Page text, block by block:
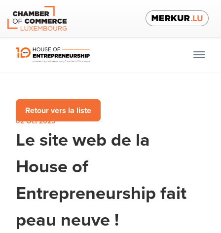
Retour vers la liste
02 Oct 2025
Le site web de la
House of
Entrepreneurship fait
peau neuve !